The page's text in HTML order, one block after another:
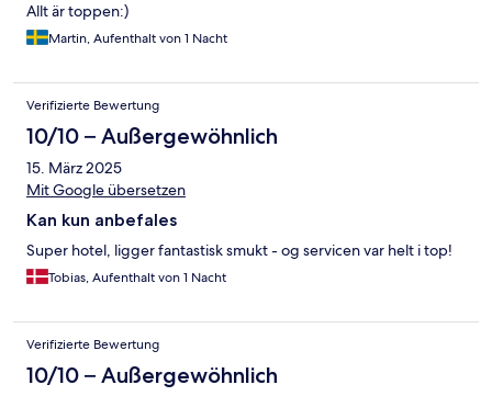
Allt är toppen:)
Martin, Aufenthalt von 1 Nacht
Verifizierte Bewertung
10/10 – Außergewöhnlich
15. März 2025
Mit Google übersetzen
Kan kun anbefales
Super hotel, ligger fantastisk smukt - og servicen var helt i top!
Tobias, Aufenthalt von 1 Nacht
Verifizierte Bewertung
10/10 – Außergewöhnlich